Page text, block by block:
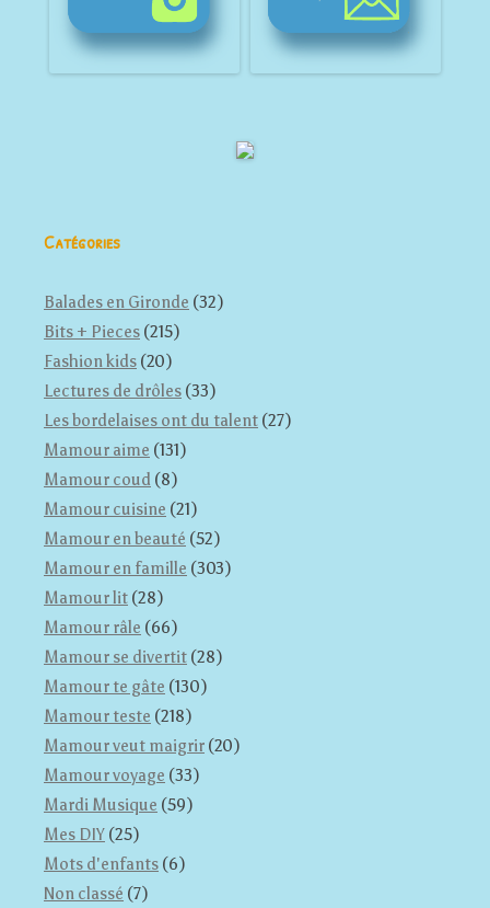
Catégories
Balades en Gironde (32)
Bits + Pieces (215)
Fashion kids (20)
Lectures de drôles (33)
Les bordelaises ont du talent (27)
Mamour aime (131)
Mamour coud (8)
Mamour cuisine (21)
Mamour en beauté (52)
Mamour en famille (303)
Mamour lit (28)
Mamour râle (66)
Mamour se divertit (28)
Mamour te gâte (130)
Mamour teste (218)
Mamour veut maigrir (20)
Mamour voyage (33)
Mardi Musique (59)
Mes DIY (25)
Mots d'enfants (6)
Non classé (7)